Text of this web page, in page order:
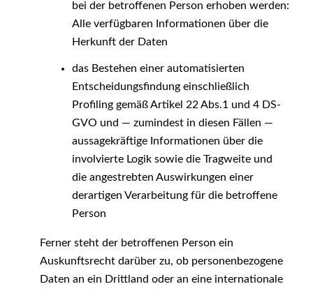
bei der betroffenen Person erhoben werden:
Alle verfügbaren Informationen über die
Herkunft der Daten
das Bestehen einer automatisierten
Entscheidungsfindung einschließlich
Profiling gemäß Artikel 22 Abs.1 und 4 DS-
GVO und — zumindest in diesen Fällen —
aussagekräftige Informationen über die
involvierte Logik sowie die Tragweite und
die angestrebten Auswirkungen einer
derartigen Verarbeitung für die betroffene
Person
Ferner steht der betroffenen Person ein
Auskunftsrecht darüber zu, ob personenbezogene
Daten an ein Drittland oder an eine internationale